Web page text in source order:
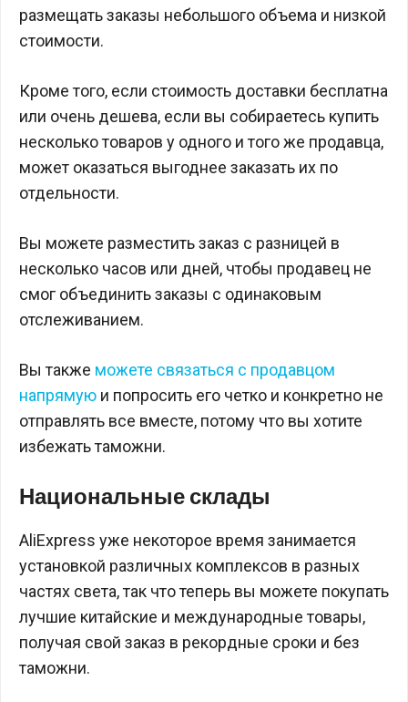
размещать заказы небольшого объема и низкой
стоимости.
Кроме того, если стоимость доставки бесплатна
или очень дешева, если вы собираетесь купить
несколько товаров у одного и того же продавца,
может оказаться выгоднее заказать их по
отдельности.
Вы можете разместить заказ с разницей в
несколько часов или дней, чтобы продавец не
смог объединить заказы с одинаковым
отслеживанием.
Вы также можете связаться с продавцом
напрямую и попросить его четко и конкретно не
отправлять все вместе, потому что вы хотите
избежать таможни.
Национальные склады
AliExpress уже некоторое время занимается
установкой различных комплексов в разных
частях света, так что теперь вы можете покупать
лучшие китайские и международные товары,
получая свой заказ в рекордные сроки и без
таможни.